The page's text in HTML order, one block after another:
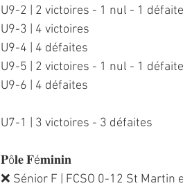
U9-2 | 2 victoires - 1 nul - 1 défaite
U9-3 | 4 victoires
U9-4 | 4 défaites
U9-5 | 2 victoires - 1 nul - 1 défaite
U9-6 | 4 défaites
U7-1 | 3 victoires - 3 défaites
𝐏ô𝐥𝐞 𝐅é𝐦𝐢𝐧𝐢𝐧
❌ Sénior F | FCSO 0-12 St Martin